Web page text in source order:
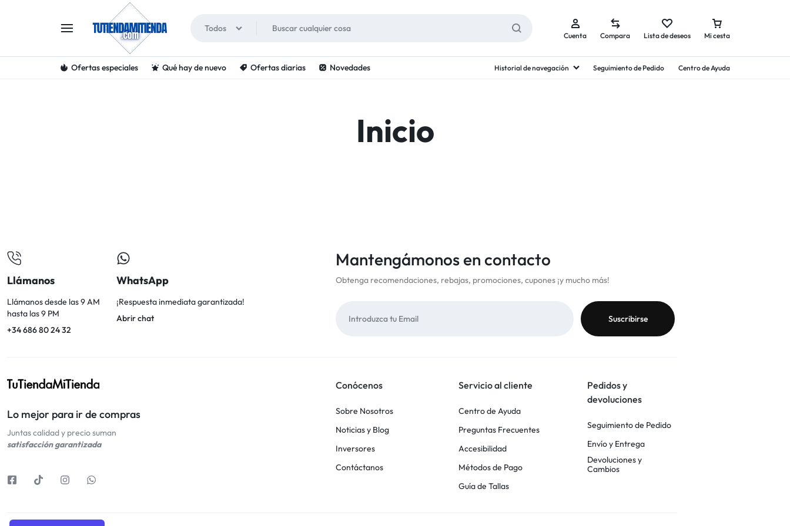
Todos
Cuenta Compara Lista de deseos Mi cesta
Ofertas especiales Qué hay de nuevo Ofertas diarias Novedades Historial de navegación Seguimiento de Pedido Centro de Ayuda
Inicio
Llámanos
Llámanos desde las 9 AM
hasta las 9 PM
+34 686 80 24 32
WhatsApp
¡Respuesta inmediata garantizada!
Abrir chat
Mantengámonos en contacto
Obtenga recomendaciones, rebajas, promociones, cupones ¡y mucho más!
Lo mejor para ir de compras
Juntas calidad y precio suman
satisfacción garantizada
Conócenos
Sobre Nosotros
Noticias y Blog
Inversores
Contáctanos
Servicio al cliente
Centro de Ayuda
Preguntas Frecuentes
Accesibilidad
Métodos de Pago
Guía de Tallas
Pedidos y
devoluciones
Seguimiento de Pedido
Envío y Entrega
Devoluciones y
Cambios